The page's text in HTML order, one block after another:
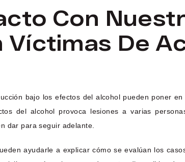
Con
Víctimas De
bajo los efectos del alcohol pueden poner
del alcohol provoca lesiones a varias
dar para seguir adelante.
ayudarle a explicar cómo se evalúan los